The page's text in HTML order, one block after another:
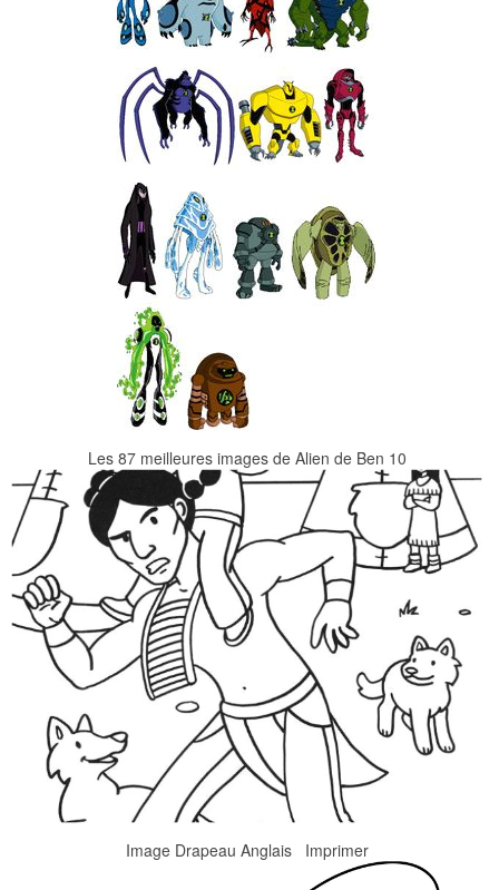
Les 87 meilleures images de Alien de Ben 10
Image Drapeau Anglais Imprimer